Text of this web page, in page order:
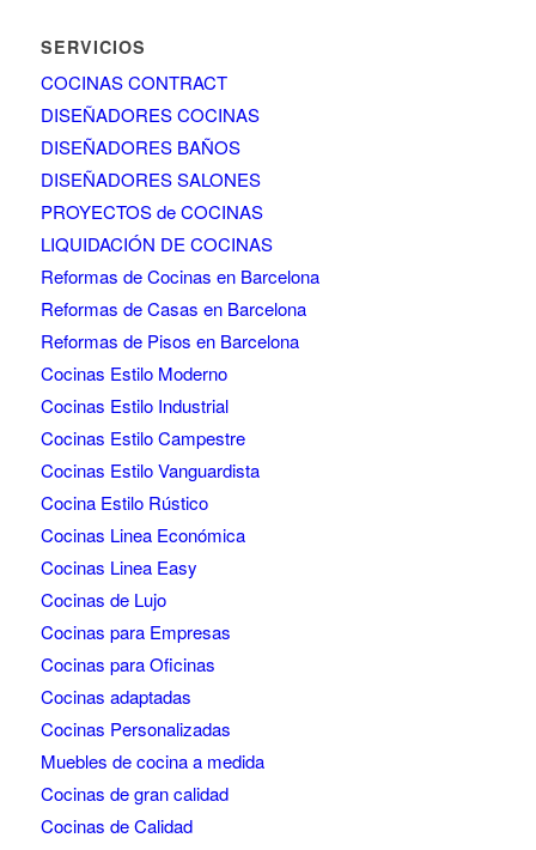
SERVICIOS
COCINAS CONTRACT
DISEÑADORES COCINAS
DISEÑADORES BAÑOS
DISEÑADORES SALONES
PROYECTOS de COCINAS
LIQUIDACIÓN DE COCINAS
Reformas de Cocinas en Barcelona
Reformas de Casas en Barcelona
Reformas de Pisos en Barcelona
Cocinas Estilo Moderno
Cocinas Estilo Industrial
Cocinas Estilo Campestre
Cocinas Estilo Vanguardista
Cocina Estilo Rústico
Cocinas Linea Económica
Cocinas Linea Easy
Cocinas de Lujo
Cocinas para Empresas
Cocinas para Oficinas
Cocinas adaptadas
Cocinas Personalizadas
Muebles de cocina a medida
Cocinas de gran calidad
Cocinas de Calidad